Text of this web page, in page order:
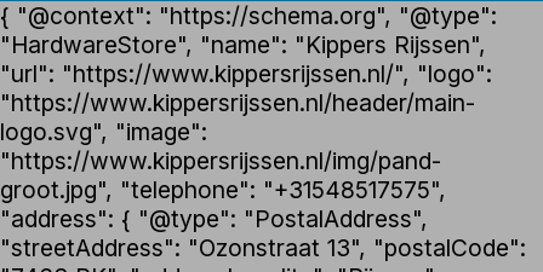
{ "@context": "https://schema.org", "@type":
"HardwareStore", "name": "Kippers Rijssen",
"url": "https://www.kippersrijssen.nl/", "logo":
"https://www.kippersrijssen.nl/header/main-
logo.svg", "image":
"https://www.kippersrijssen.nl/img/pand-
groot.jpg", "telephone": "+31548517575",
"address": { "@type": "PostalAddress",
"streetAddress": "Ozonstraat 13", "postalCode":